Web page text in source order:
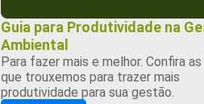
Guia para Produtividade na
Ambiental
Para fazer mais e melhor. Confira
que trouxemos para trazer mais
produtividade para sua gestão.